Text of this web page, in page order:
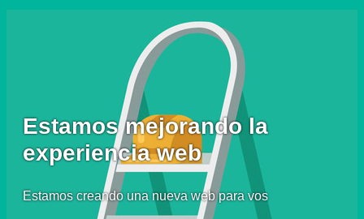
Estamos mejorando la
experiencia web
Estamos creando una nueva web para vos